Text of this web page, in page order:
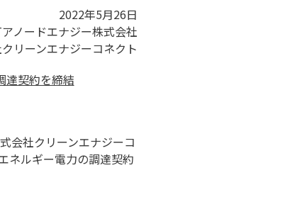
2022年5月26日
ノードエナジー株式会社
リーンエナジーコネクト
達契約を締結
会社クリーンエナジーコ
ネルギー電力の調達契約